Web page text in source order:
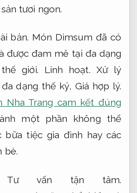
tươi ngon.
bản. Món Dimsum đã có
được đam mê tại đa dạng
giới. Linh hoạt. Xử lý
dạng thế kỷ, Giá hợp lý.
Nha Trang cam kết đúng
một phần không thể
bữa tiệc gia đình hay các
bè.
Tư vấn tận tâm.